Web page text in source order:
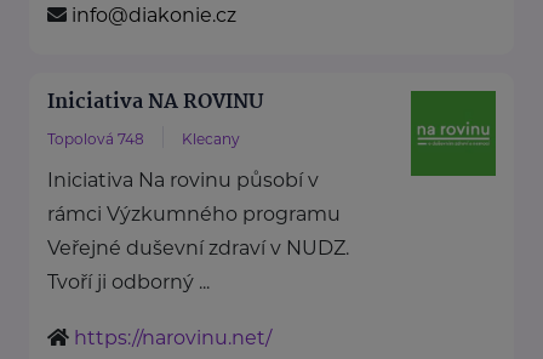
info@diakonie.cz
Iniciativa NA ROVINU
Topolová 748 Klecany
Iniciativa Na rovinu působí v
rámci Výzkumného programu
Veřejné duševní zdraví v NUDZ.
Tvoří ji odborný ...
https://narovinu.net/